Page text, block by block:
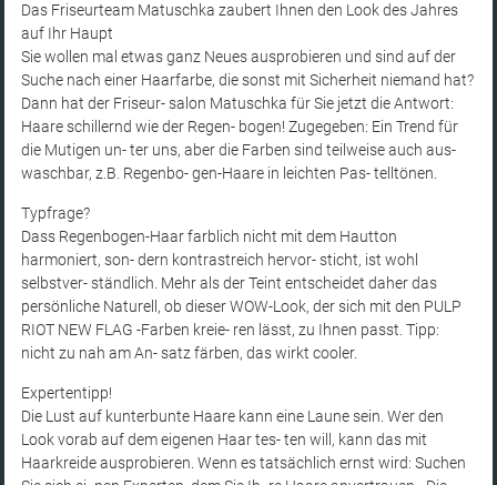
Das Friseurteam Matuschka zaubert Ihnen den Look des Jahres
auf Ihr Haupt
Sie wollen mal etwas ganz Neues ausprobieren und sind auf der
Suche nach einer Haarfarbe, die sonst mit Sicherheit niemand hat?
Dann hat der Friseur- salon Matuschka für Sie jetzt die Antwort:
Haare schillernd wie der Regen- bogen! Zugegeben: Ein Trend für
die Mutigen un- ter uns, aber die Farben sind teilweise auch aus-
waschbar, z.B. Regenbo- gen-Haare in leichten Pas- telltönen.
Typfrage?
Dass Regenbogen-Haar farblich nicht mit dem Hautton
harmoniert, son- dern kontrastreich hervor- sticht, ist wohl
selbstver- ständlich. Mehr als der Teint entscheidet daher das
persönliche Naturell, ob dieser WOW-Look, der sich mit den PULP
RIOT NEW FLAG -Farben kreie- ren lässt, zu Ihnen passt. Tipp:
nicht zu nah am An- satz färben, das wirkt cooler.
Expertentipp!
Die Lust auf kunterbunte Haare kann eine Laune sein. Wer den
Look vorab auf dem eigenen Haar tes- ten will, kann das mit
Haarkreide ausprobieren. Wenn es tatsächlich ernst wird: Suchen